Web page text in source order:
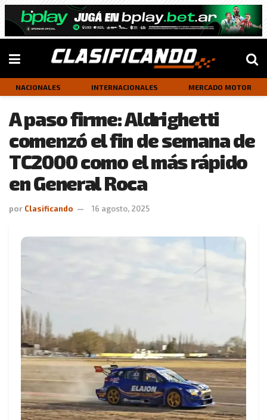
NACIONALES INTERNACIONALES MERCADO MOTOR
A paso firme: Aldrighetti
comenzó el fin de semana de
TC2000 como el más rápido
en General Roca
por Clasificando 16 agosto, 2025